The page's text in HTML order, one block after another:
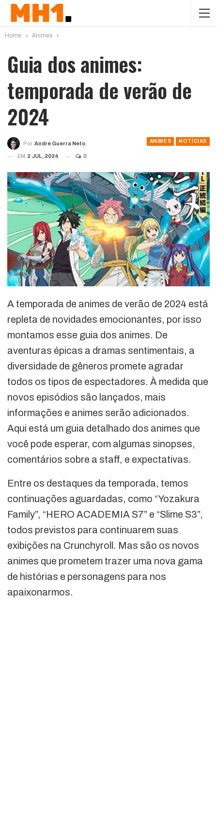
Home Animes
Guia dos animes:
temporada de verão de
2024
ANIMES NOTÍCIAS
Por André Guerra Neto
EM 2 JUL, 2024 0
A temporada de animes de verão de 2024 está
repleta de novidades emocionantes, por isso
montamos esse guia dos animes. De
aventuras épicas a dramas sentimentais, a
diversidade de gêneros promete agradar
todos os tipos de espectadores. À medida que
novos episódios são lançados, mais
informações e animes serão adicionados.
Aqui está um guia detalhado dos animes que
você pode esperar, com algumas sinopses,
comentários sobre a staff, e expectativas.
Entre os destaques da temporada, temos
continuações aguardadas, como “Yozakura
Family”, “HERO ACADEMIA S7” e “Slime S3”,
todos previstos para continuarem suas
exibições na Crunchyroll. Mas são os novos
animes que prometem trazer uma nova gama
de histórias e personagens para nos
apaixonarmos.